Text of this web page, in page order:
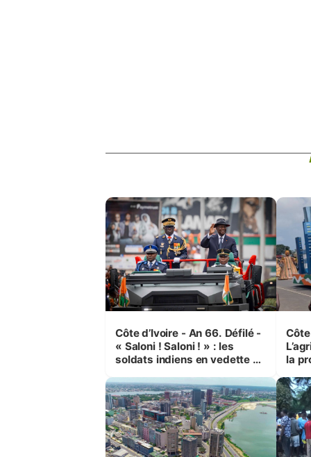
Côte d’Ivoire - An 66. Défilé -
« Saloni ! Saloni ! » : les
soldats indiens en vedette à
la